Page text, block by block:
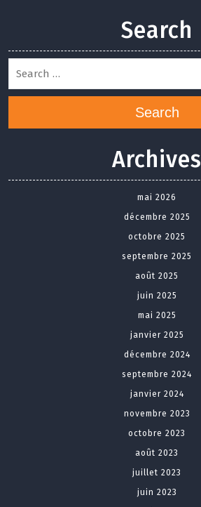
Search
Search
Archives
mai 2026
décembre 2025
octobre 2025
septembre 2025
août 2025
juin 2025
mai 2025
janvier 2025
décembre 2024
septembre 2024
janvier 2024
novembre 2023
octobre 2023
août 2023
juillet 2023
juin 2023